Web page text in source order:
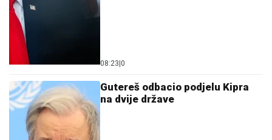
08:23|0
Gutereš odbacio podjelu Kipra
na dvije države